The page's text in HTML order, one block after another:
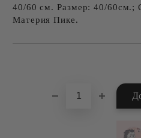
40/60 см. Размер: 40/60см.;
Материя Пике.